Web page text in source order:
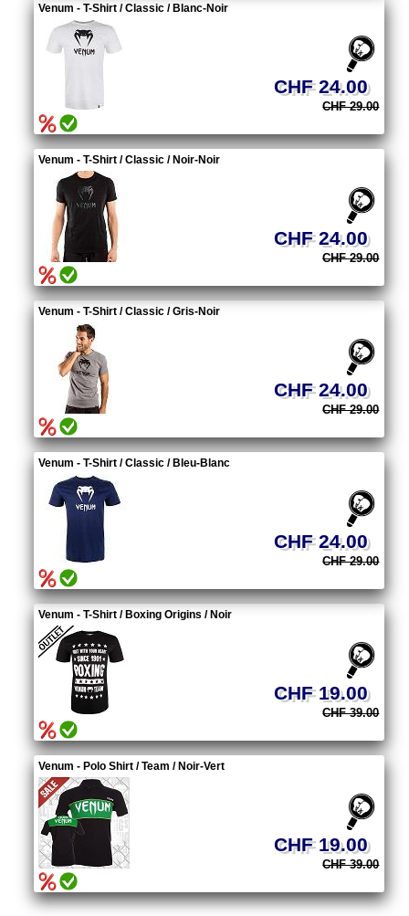
Venum - T-Shirt / Classic / Blanc-Noir
CHF 24.00
CHF 29.00
Venum - T-Shirt / Classic / Noir-Noir
CHF 24.00
CHF 29.00
Venum - T-Shirt / Classic / Gris-Noir
CHF 24.00
CHF 29.00
Venum - T-Shirt / Classic / Bleu-Blanc
CHF 24.00
CHF 29.00
Venum - T-Shirt / Boxing Origins / Noir
CHF 19.00
CHF 39.00
Venum - Polo Shirt / Team / Noir-Vert
CHF 19.00
CHF 39.00